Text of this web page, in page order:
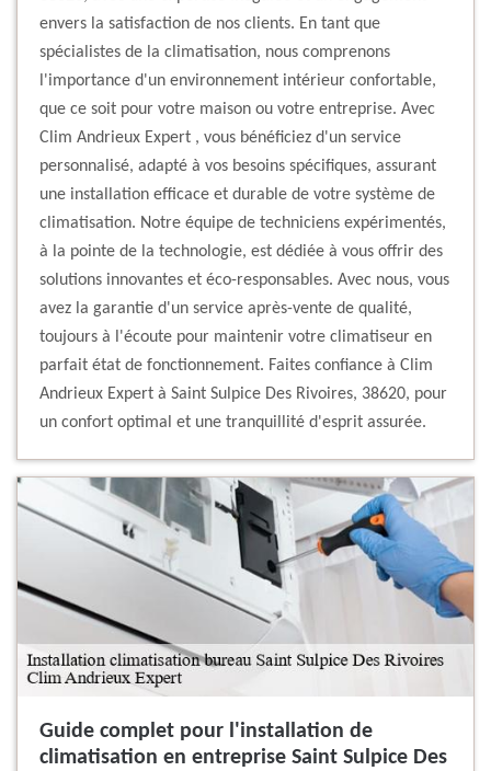
envers la satisfaction de nos clients. En tant que
spécialistes de la climatisation, nous comprenons
l'importance d'un environnement intérieur confortable,
que ce soit pour votre maison ou votre entreprise. Avec
Clim Andrieux Expert , vous bénéficiez d'un service
personnalisé, adapté à vos besoins spécifiques, assurant
une installation efficace et durable de votre système de
climatisation. Notre équipe de techniciens expérimentés,
à la pointe de la technologie, est dédiée à vous offrir des
solutions innovantes et éco-responsables. Avec nous, vous
avez la garantie d'un service après-vente de qualité,
toujours à l'écoute pour maintenir votre climatiseur en
parfait état de fonctionnement. Faites confiance à Clim
Andrieux Expert à Saint Sulpice Des Rivoires, 38620, pour
un confort optimal et une tranquillité d'esprit assurée.
Guide complet pour l'installation de
climatisation en entreprise Saint Sulpice Des